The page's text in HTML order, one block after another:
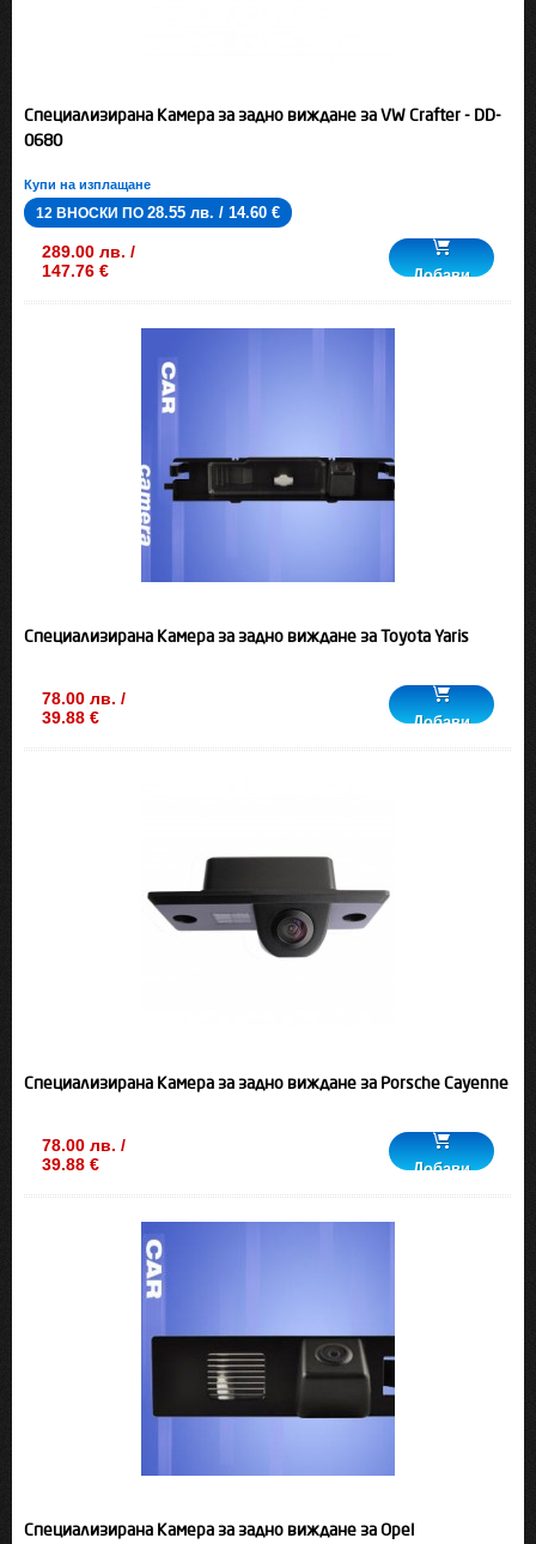
Специализирана Камера за задно виждане за VW Crafter - DD-
0680
Купи на изплащане
12 ВНОСКИ ПО 28.55 лв. / 14.60 €
289.00 лв. /
147.76 €
Добави
Специализирана Камера за задно виждане за Toyota Yaris
78.00 лв. /
39.88 €
Добави
Специализирана Камера за задно виждане за Porsche Cayenne
78.00 лв. /
39.88 €
Добави
Специализирана Камера за задно виждане за Opel